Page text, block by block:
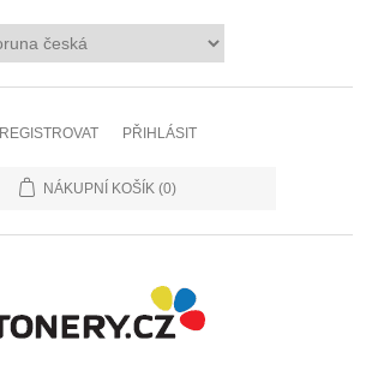
REGISTROVAT PŘIHLÁSIT
NÁKUPNÍ KOŠÍK (0)